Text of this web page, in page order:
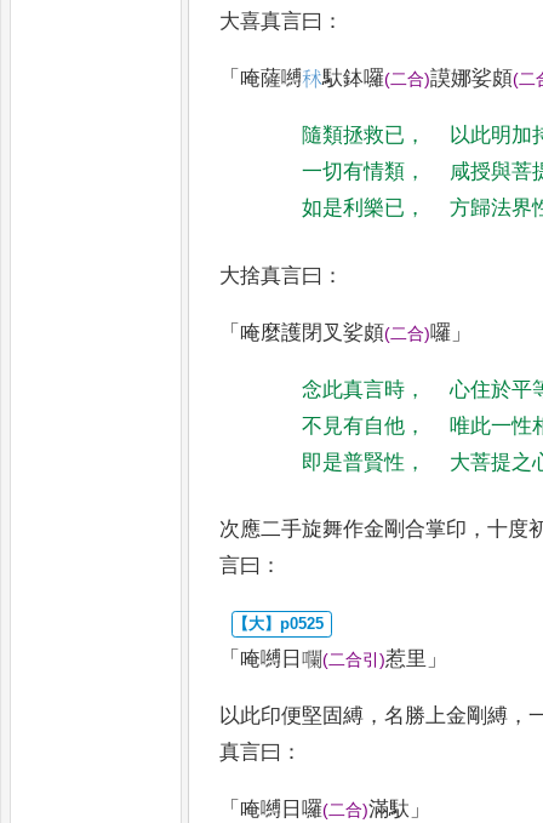
大喜真言曰 ：
「 唵薩嚩秫馱鉢囉(二合)謨娜娑頗(二
隨類拯救已 ，
以此明加
一切有情類 ，
咸授與菩
如是利樂已 ， 方歸法界
大捨真言曰 ：
「 唵麼護閉叉娑頗(二合)囉 」
念此真言時 ，
心住於平
不見有自他 ，
唯此一性
即是普賢性 ， 大菩提之
次應二手旋舞作金剛合掌印 ，十度
言曰 ：
「 唵嚩日㘓(二合引)惹里 」
以此印便堅固縛 ，名勝上金剛縛 ，
真言曰 ：
「 唵嚩日囉(二合)滿馱 」